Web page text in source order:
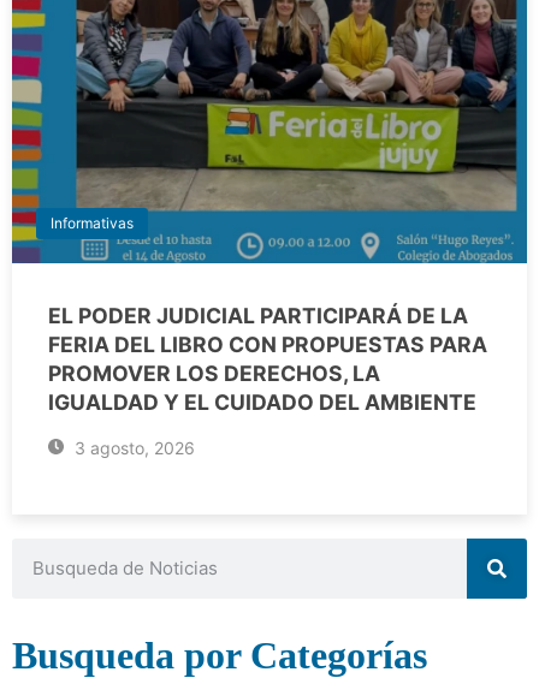
Informativas
EL PODER JUDICIAL PARTICIPARÁ DE LA
FERIA DEL LIBRO CON PROPUESTAS PARA
PROMOVER LOS DERECHOS, LA
IGUALDAD Y EL CUIDADO DEL AMBIENTE
3 agosto, 2026
Busqueda por Categorías